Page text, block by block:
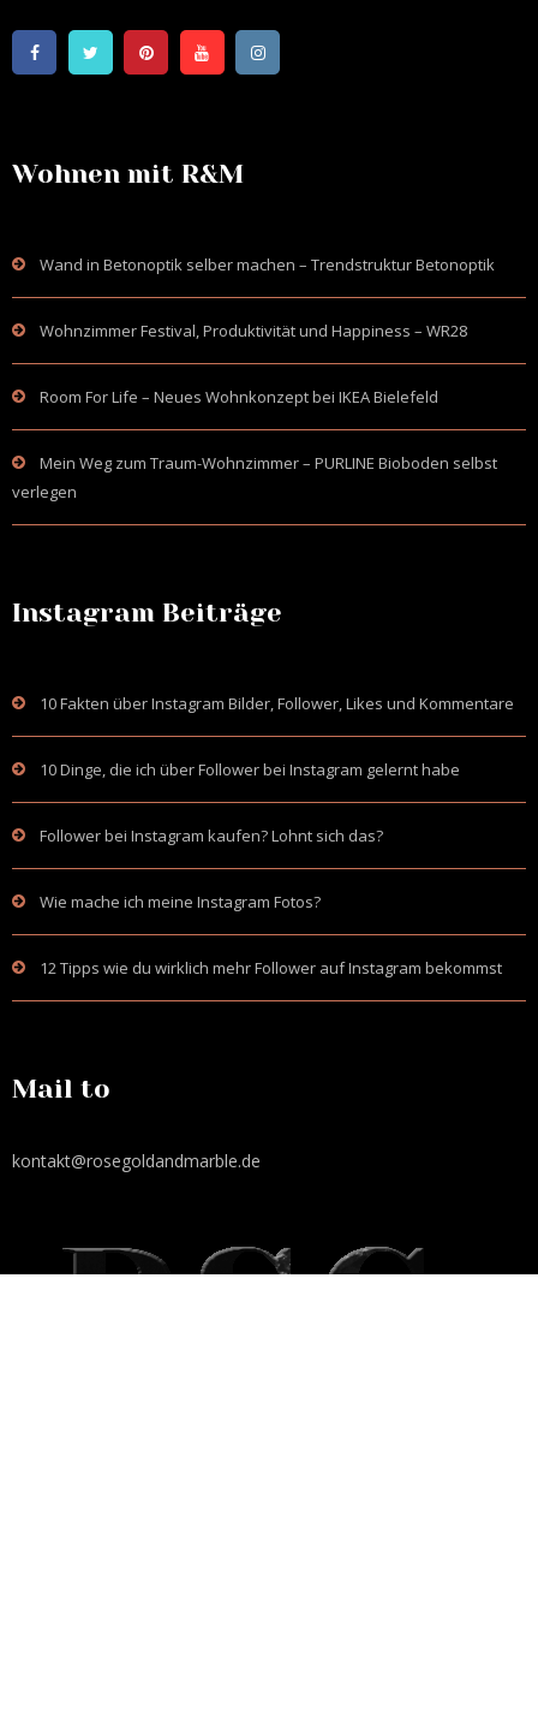
Wohnen mit R&M
Wand in Betonoptik selber machen – Trendstruktur Betonoptik
Wohnzimmer Festival, Produktivität und Happiness – WR28
Room For Life – Neues Wohnkonzept bei IKEA Bielefeld
Mein Weg zum Traum-Wohnzimmer – PURLINE Bioboden selbst
verlegen
Instagram Beiträge
10 Fakten über Instagram Bilder, Follower, Likes und Kommentare
10 Dinge, die ich über Follower bei Instagram gelernt habe
Follower bei Instagram kaufen? Lohnt sich das?
Wie mache ich meine Instagram Fotos?
12 Tipps wie du wirklich mehr Follower auf Instagram bekommst
Mail to
kontakt@rosegoldandmarble.de